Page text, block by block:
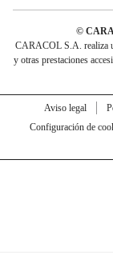
©
CARACOL S.A. realiza
y otras prestaciones
Aviso legal
Configuración de